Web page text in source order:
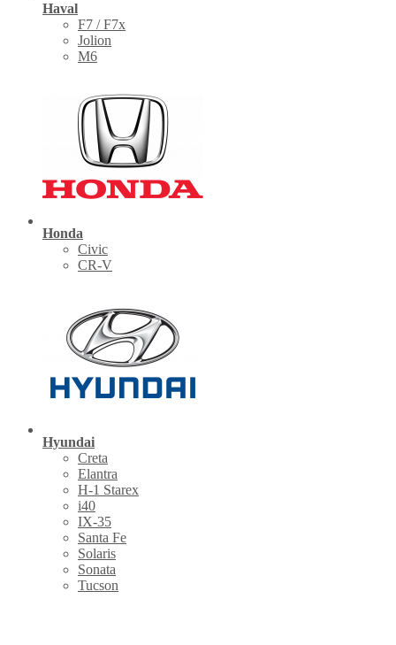
Haval
F7 / F7x
Jolion
M6
Honda
Civic
CR-V
Hyundai
Creta
Elantra
H-1 Starex
i40
IX-35
Santa Fe
Solaris
Sonata
Tucson